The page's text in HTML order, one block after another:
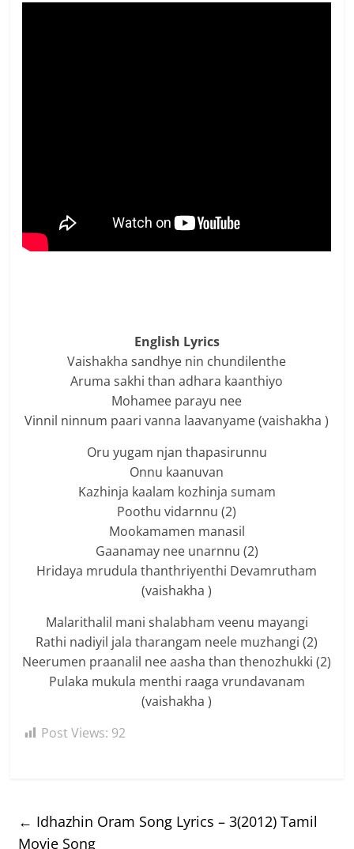
English Lyrics
Vaishakha sandhye nin chundilenthe
Aruma sakhi than adhara kaanthiyo
Mohamee parayu nee
Vinnil ninnum paari vanna laavanyame (vaishakha )
Oru yugam njan thapasirunnu
Onnu kaanuvan
Kazhinja kaalam kozhinja sumam
Poothu vidarnnu (2)
Mookamamen manasil
Gaanamay nee unarnnu (2)
Hridaya mrudula thanthriyenthi Devamrutham
(vaishakha )
Malarithalil mani shalabham veenu mayangi
Rathi nadiyil jala tharangam neele muzhangi (2)
Neerumen praanalil nee aasha than thenozhukki (2)
Pulaka mukula menthi raaga vrundavanam
(vaishakha )
Post Views: 92
← Idhazhin Oram Song Lyrics – 3(2012) Tamil
Movie Song